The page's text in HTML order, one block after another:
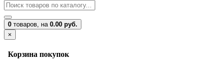
0 товаров, на 0.00 руб.
×
Корзина покупок